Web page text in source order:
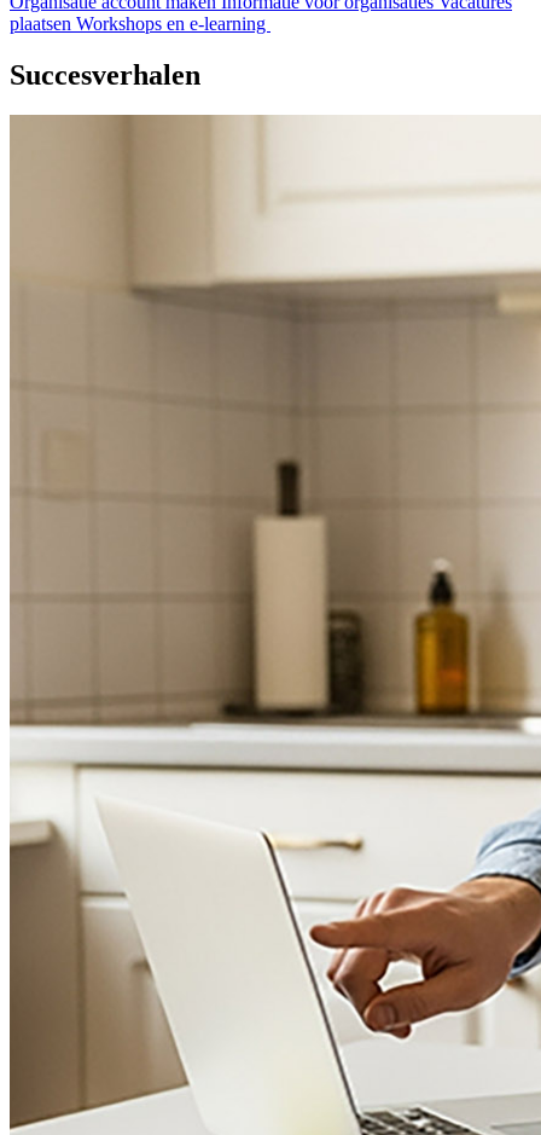
plaatsen Workshops en e-learning
Succesverhalen